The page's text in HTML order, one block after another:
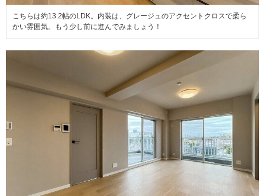
こちらは約13.2帖のLDK。内装は、グレージュのアクセントクロスで柔ら
かい雰囲気。もう少し前に進んでみましょう！